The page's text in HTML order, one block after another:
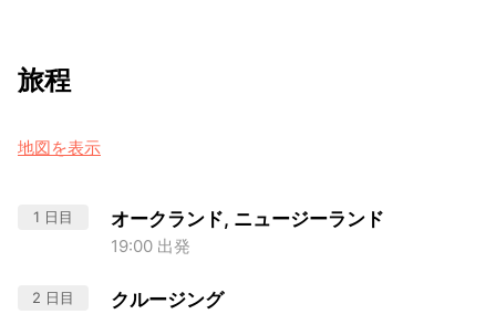
旅程
地図を表示
1 日目 オークランド, ニュージーランド
19:00 出発
2 日目 クルージング